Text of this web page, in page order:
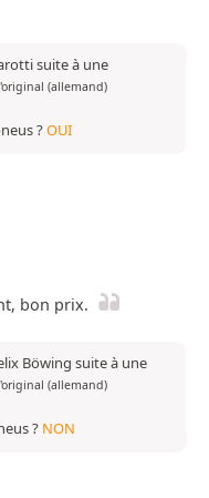
suite à une
(allemand)
?OUI
bon prix.
Böwing suite à une
(allemand)
? NON